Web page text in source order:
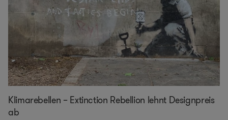
Klimarebellen – Extinction Rebellion lehnt Designpreis
ab